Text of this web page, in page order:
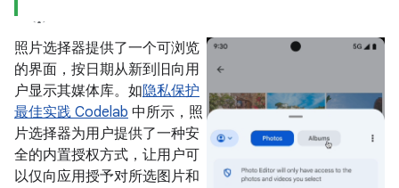
照片选择器提供了一个可浏览
的界面，按日期从新到旧向用
户显示其媒体库。如隐私保护
最佳实践 Codelab 中所示，照
片选择器为用户提供了一种安
全的内置授权方式，让用户可
以仅向应用授予对所选图片和